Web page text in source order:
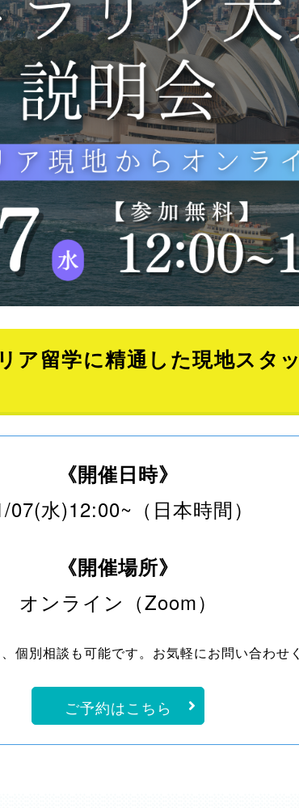
ア留学に精通した現地スタ
《開催日時》
07(水)12:00~（日本時間）
《開催場所》
オンライン（Zoom）
個別相談も可能です。お気軽にお問い合わせ
ご予約はこちら